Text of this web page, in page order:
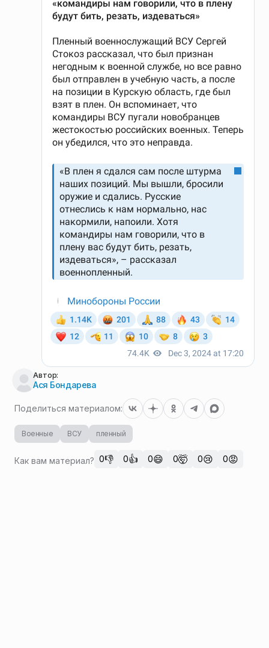
Автор:
Ася Бондарева
Поделиться материалом:
Военные ВСУ пленный
Как вам материал? 0👎 0👍 0😄 0🤯 0😢 0😡